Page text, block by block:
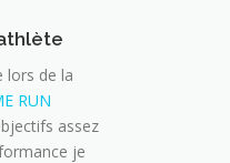
lors de la
RUN
assez
je